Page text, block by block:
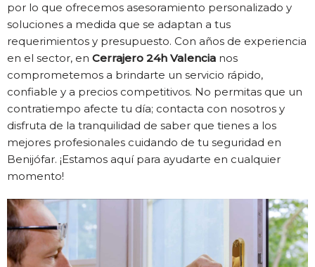
por lo que ofrecemos asesoramiento personalizado y
soluciones a medida que se adaptan a tus
requerimientos y presupuesto. Con años de experiencia
en el sector, en Cerrajero 24h Valencia nos
comprometemos a brindarte un servicio rápido,
confiable y a precios competitivos. No permitas que un
contratiempo afecte tu día; contacta con nosotros y
disfruta de la tranquilidad de saber que tienes a los
mejores profesionales cuidando de tu seguridad en
Benijófar. ¡Estamos aquí para ayudarte en cualquier
momento!